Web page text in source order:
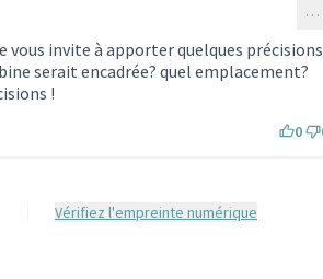
…
invite à apporter quelques précisions
serait encadrée? quel emplacement?
!
0
Vérifiez l'empreinte numérique